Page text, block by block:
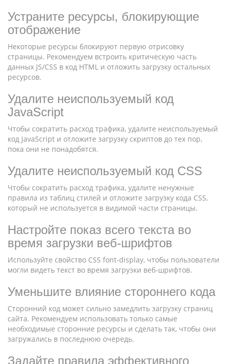
Устраните ресурсы, блокирующие
отображение
Некоторые ресурсы блокируют первую отрисовку
страницы. Рекомендуем встроить критическую часть
данных JS/CSS в код HTML и отложить загрузку остальных
ресурсов.
Удалите неиспользуемый код
JavaScript
Чтобы сократить расход трафика, удалите неиспользуемый
код JavaScript и отложите загрузку скриптов до тех пор,
пока они не понадобятся.
Удалите неиспользуемый код CSS
Чтобы сократить расход трафика, удалите ненужные
правила из таблиц стилей и отложите загрузку кода CSS,
который не используется в видимой части страницы.
Настройте показ всего текста во
время загрузки веб-шрифтов
Используйте свойство CSS font-display, чтобы пользователи
могли видеть текст во время загрузки веб-шрифтов.
Уменьшите влияние стороннего кода
Сторонний код может сильно замедлить загрузку страниц
сайта. Рекомендуем использовать только самые
необходимые сторонние ресурсы и сделать так, чтобы они
загружались в последнюю очередь.
Задайте правила эффективного